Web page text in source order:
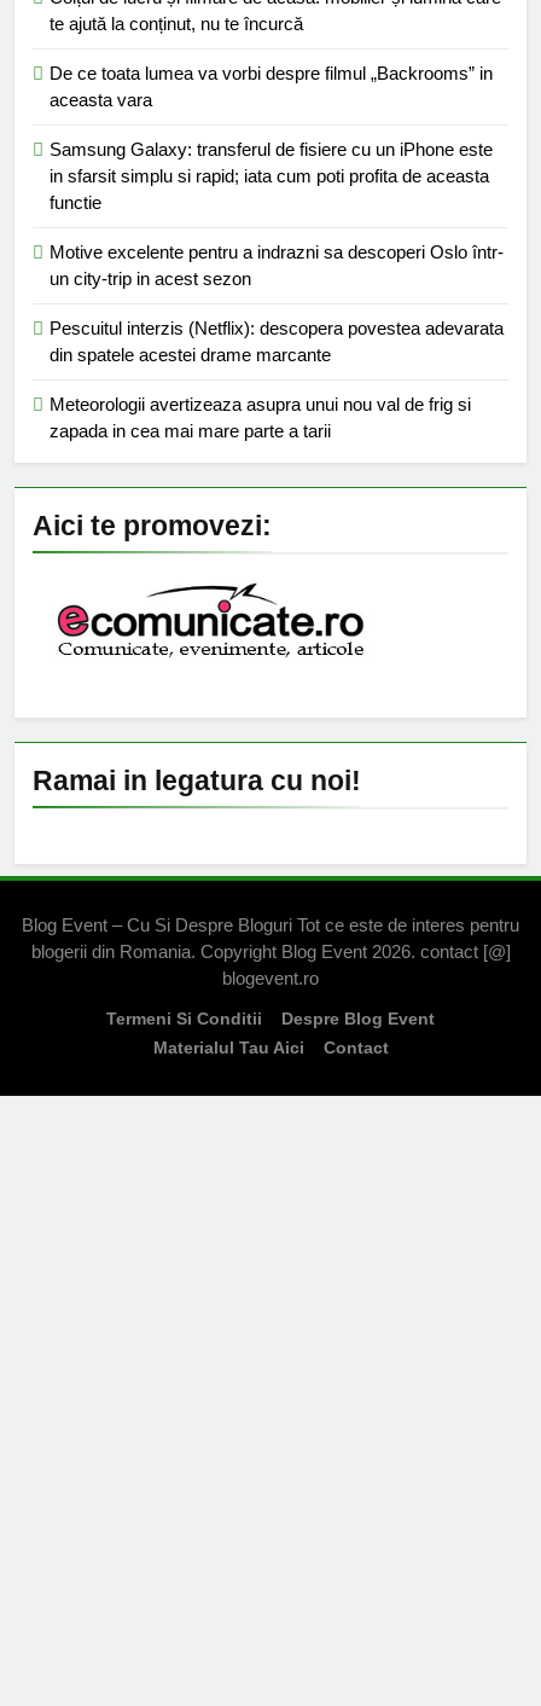
te ajută la conținut, nu te încurcă
De ce toata lumea va vorbi despre filmul „Backrooms” in
aceasta vara
Samsung Galaxy: transferul de fisiere cu un iPhone este
in sfarsit simplu si rapid; iata cum poti profita de aceasta
functie
Motive excelente pentru a indrazni sa descoperi Oslo într-
un city-trip in acest sezon
Pescuitul interzis (Netflix): descopera povestea adevarata
din spatele acestei drame marcante
Meteorologii avertizeaza asupra unui nou val de frig si
zapada in cea mai mare parte a tarii
Aici te promovezi:
Ramai in legatura cu noi!
Blog Event – Cu Si Despre Bloguri Tot ce este de interes pentru
blogerii din Romania. Copyright Blog Event 2026. contact [@]
blogevent.ro
Termeni Si Conditii
Despre Blog Event
Materialul Tau Aici
Contact